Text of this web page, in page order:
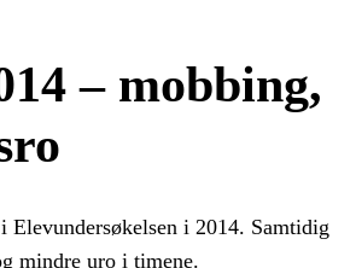
– mobbing,
i 2014. Samtidig
mindre uro i timene.